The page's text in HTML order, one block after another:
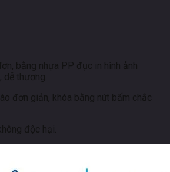
bằng nhựa PP đục in hình ảnh
dễ thương.
đơn giản, khóa bằng nút bấm chắc
độc hại.